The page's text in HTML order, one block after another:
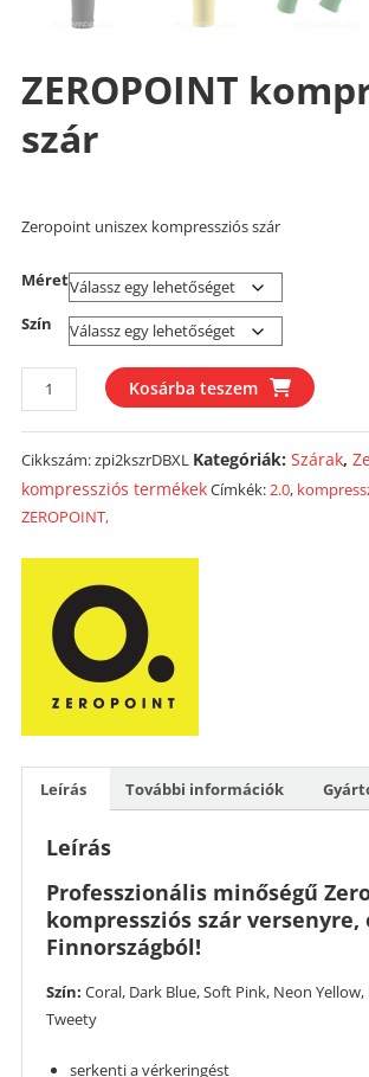
ZEROPOINT
szár
Zeropoint uniszex kompressziós szár
Méret
Szín
ZEROPOINT
kompressziós
szár
mennyiség
Kosárba teszem
Cikkszám:zpi2kszrDBXL Kategóriák: Szárak,
kompressziós termékekCímkék:2.0,
ZEROPOINT,
Leírás További információk
Leírás
Professzionális minőségű
kompressziós szár versenyre,
Finnországból!
Szín: Coral, Dark Blue, Soft Pink, Neon Yellow,
Tweety
serkenti a vérkeringést